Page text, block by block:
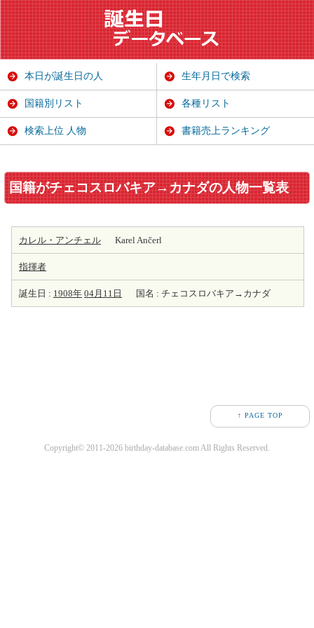
国籍がチェコスロバキア→カナダの人物一覧表
カレル・アンチェル Karel Ančerl
指揮者
誕生日 : 1908年 04月11日 国名 : チェコスロバキア→カナダ
本日が誕生日の人 生年月日で検索
国籍別リスト 各種リスト
検索上位 人物 書籍売上ランキング
↑ PAGE TOP
Copyright© 2011-2026 birthday-database.com All Rights Reserved.